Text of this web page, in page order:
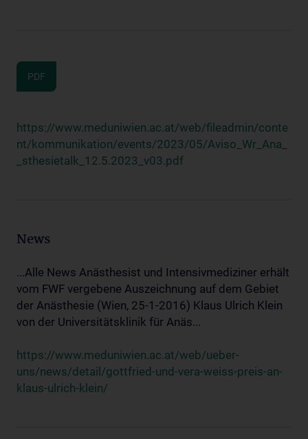
PDF
https://www.meduniwien.ac.at/web/fileadmin/conte
nt/kommunikation/events/2023/05/Aviso_Wr_Ana_
_sthesietalk_12.5.2023_v03.pdf
News
...Alle News Anästhesist und Intensivmediziner erhält
vom FWF vergebene Auszeichnung auf dem Gebiet
der Anästhesie (Wien, 25-1-2016) Klaus Ulrich Klein
von der Universitätsklinik für Anäs...
https://www.meduniwien.ac.at/web/ueber-
uns/news/detail/gottfried-und-vera-weiss-preis-an-
klaus-ulrich-klein/